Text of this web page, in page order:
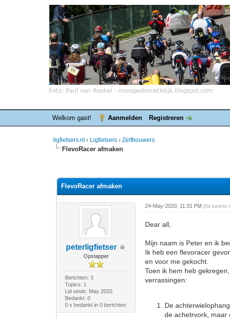
Welkom gast! Aanmelden Registreren
ligfietsers.nl › Ligfietsers ›Zelfbouwers
FlevoRacer afmaken
FlevoRacer afmaken
peterligfietser
Opstapper
Berichten: 3
Topics: 1
Lid sinds: May 2020
Bedankt: 0
0 x bedankt in 0 berichten
24-May-2020, 11:31 PM(Dit bericht
Dear all,
Mijn naam is Peter en ik
Ik heb een flevoracer
en voor me gekocht.
Toen ik hem heb
verrassingen:
De
de achetrvork, maar